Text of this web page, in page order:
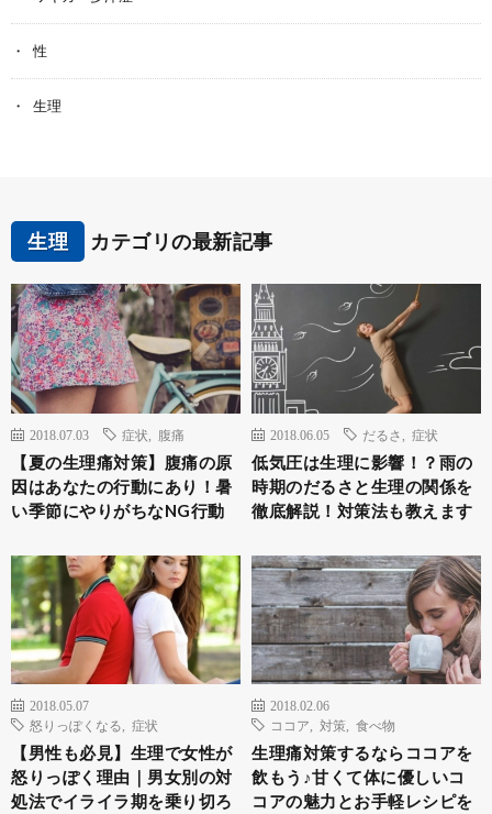
性
生理
生理 カテゴリの最新記事
2018.07.03 症状 腹痛
【夏の生理痛対策】腹痛の原
因はあなたの行動にあり！暑
い季節にやりがちなNG行動
2018.06.05 だるさ 症状
低気圧は生理に影響！？雨の
時期のだるさと生理の関係を
徹底解説！対策法も教えます
2018.05.07
怒りっぽくなる
症状
【男性も必見】生理で女性が
怒りっぽく理由｜男女別の対
処法でイライラ期を乗り切ろ
2018.02.06
ココア
対策 食べ物
生理痛対策するならココアを
飲もう♪甘くて体に優しいコ
コアの魅力とお手軽レシピを